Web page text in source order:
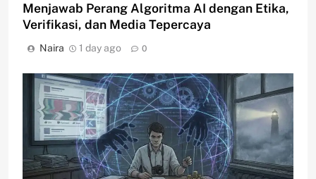
Menjawab Perang Algoritma AI dengan Etika,
Verifikasi, dan Media Tepercaya
Naira 1 day ago 0